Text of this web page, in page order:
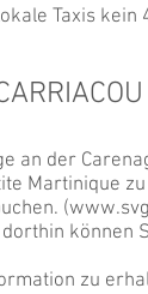
Taxis kein
an der
Martinique
(
können
zu